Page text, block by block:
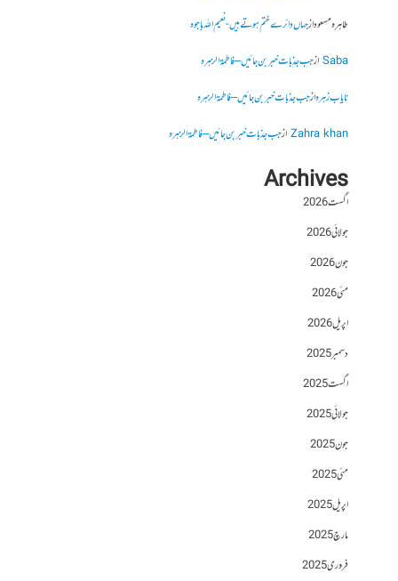
طاہرہ مسعودازجہاں دائرے ختم ہوتے ہیں- نعیم اللہ باجوہ
Sabaازجب جذبات خبر بن جائیں – فاطمۃالزہرہ
نایاب زہرہازجب جذبات خبر بن جائیں – فاطمۃالزہرہ
Zahra khanازجب جذبات خبر بن جائیں – فاطمۃالزہرہ
Archives
اگست 2026
جولائی 2026
جون 2026
مئی 2026
اپریل 2026
دسمبر 2025
اگست 2025
جولائی 2025
جون 2025
مئی 2025
اپریل 2025
مارچ 2025
فروری 2025